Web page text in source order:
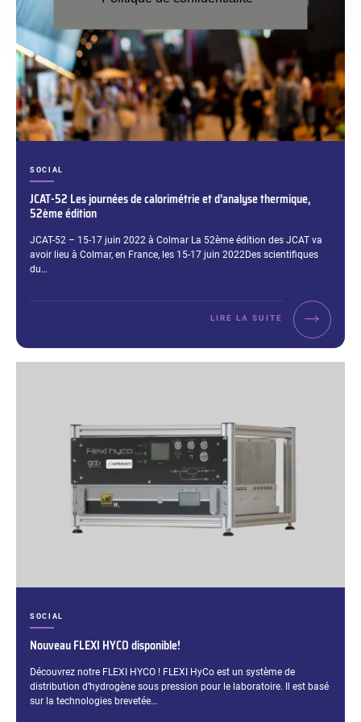
JCAT-52 Les journées de calorimétrie et d’analyse thermique,
52ème édition
CATÉGORIES :
SOCIAL
Extrait :
JCAT-52 – 15-17 juin 2022 à Colmar La 52ème édition des JCAT va
avoir lieu à Colmar, en France, les 15-17 juin 2022Des scientifiques
du…
LIRE LA SUITE
Nouveau FLEXI HYCO disponible!
CATÉGORIES :
SOCIAL
Extrait :
Découvrez notre FLEXI HYCO ! FLEXI HyCo est un système de
distribution d’hydrogène sous pression pour le laboratoire. Il est basé
sur la technologies brevetée…